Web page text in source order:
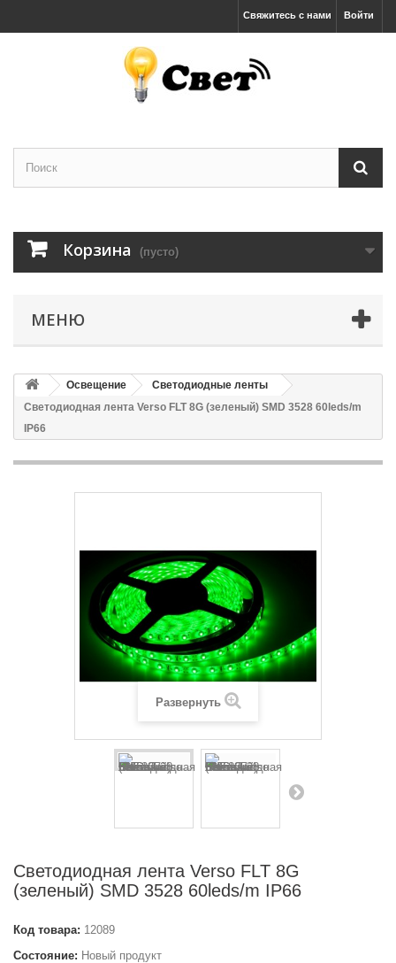
Войти
Свяжитесь с нами
Корзина (пусто)
МЕНЮ
Освещение
Светодиодные ленты
Светодиодная лента Verso FLT 8G (зеленый) SMD 3528 60leds/m
IP66
Развернуть
Светодиодная лента Verso FLT 8G
(зеленый) SMD 3528 60leds/m IP66
Код товара: 12089
Состояние: Новый продукт